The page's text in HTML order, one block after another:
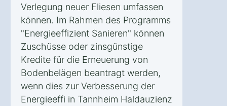
Verlegung neuer Fliesen umfassen
können. Im Rahmen des Programms
"Energieeffizient Sanieren" können
Zuschüsse oder zinsgünstige
Kredite für die Erneuerung von
Bodenbelägen beantragt werden,
wenn dies zur Verbesserung der
Energieeffi in Tannheim Haldauzienz